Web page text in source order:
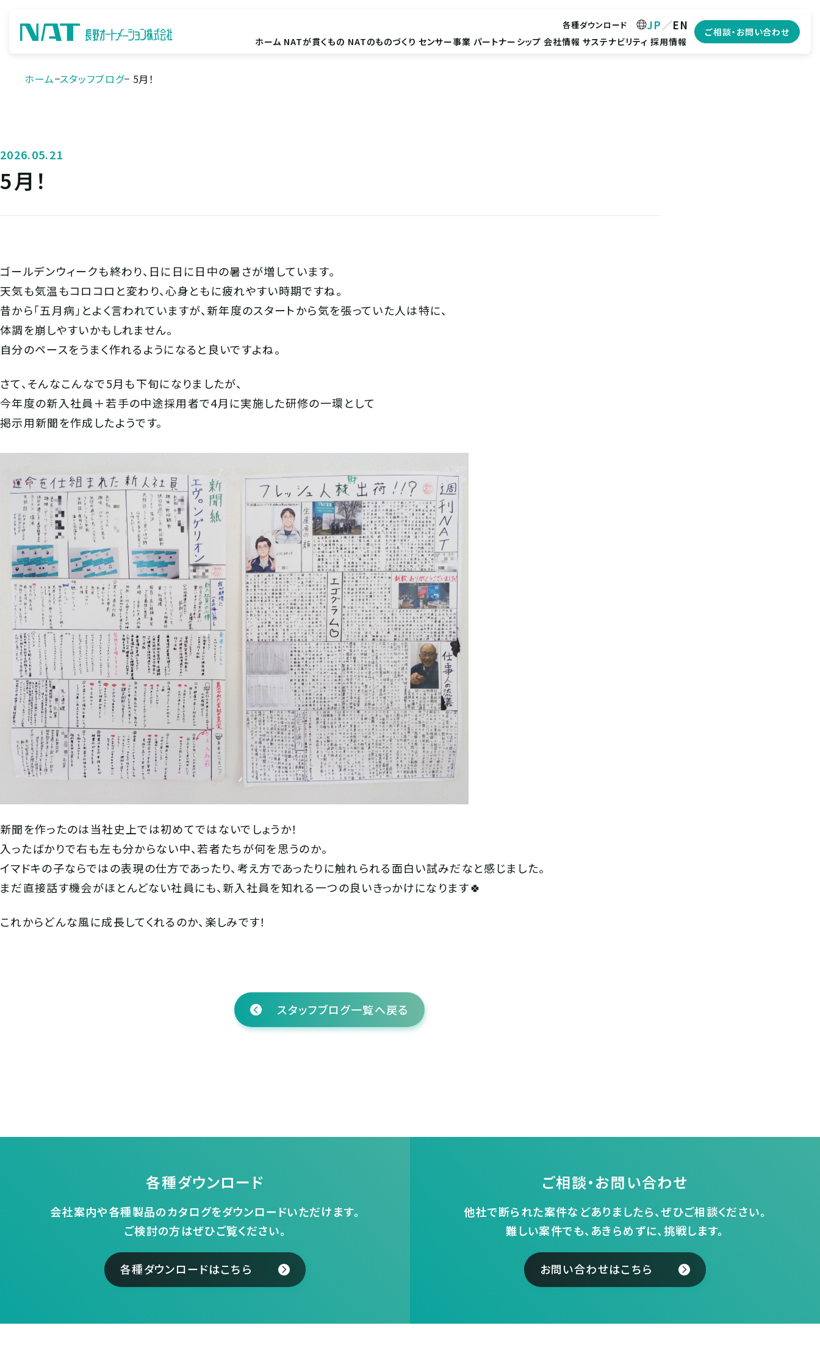
ホーム NATが貫くもの NATのものづくり センサー事業 パートナーシップ 会社情報 サステナビリティ 採用情報
各種ダウンロード EN
JP ご相談・お問い合わせ
ホーム スタッフブログ 5月！
2026.05.21
5月！
ゴールデンウィークも終わり、日に日に日中の暑さが増しています。
天気も気温もコロコロと変わり、心身ともに疲れやすい時期ですね。
昔から「五月病」とよく言われていますが、新年度のスタートから気を張っていた人は特に、
体調を崩しやすいかもしれません。
自分のペースをうまく作れるようになると良いですよね。
さて、そんなこんなで5月も下旬になりましたが、
今年度の新入社員＋若手の中途採用者で4月に実施した研修の一環として
掲示用新聞を作成したようです。
新聞を作ったのは当社史上では初めてではないでしょうか！
入ったばかりで右も左も分からない中、若者たちが何を思うのか。
イマドキの子ならではの表現の仕方であったり、考え方であったりに触れられる面白い試みだなと感じました。
まだ直接話す機会がほとんどない社員にも、新入社員を知れる一つの良いきっかけになります🍀
これからどんな風に成長してくれるのか、楽しみです！
スタッフブログ一覧へ戻る
各種ダウンロード
会社案内や各種製品のカタログをダウンロードいただけます。
ご検討の方はぜひご覧ください。
各種ダウンロードはこちら
ご相談・お問い合わせ
他社で断られた案件などありましたら、ぜひご相談ください。
難しい案件でも、あきらめずに、挑戦します。
お問い合わせはこちら